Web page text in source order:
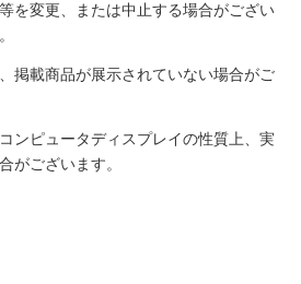
を変更、または中止する場合がござい
掲載商品が展示されていない場合がご
ンピュータディスプレイの性質上、実
がございます。